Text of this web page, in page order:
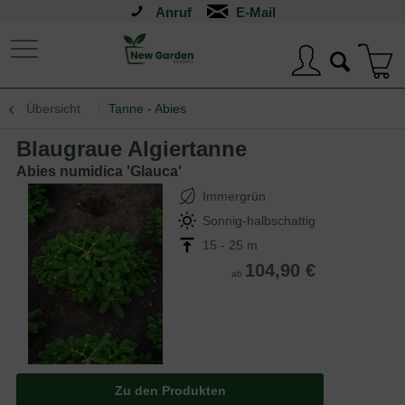
Anruf
Übersicht Tanne - Abies
Blaugraue Algiertanne
Abies numidica 'Glauca'
Immergrün
Sonnig-halbschattig
15 - 25 m
ab 104,90 €
Zu den Produkten